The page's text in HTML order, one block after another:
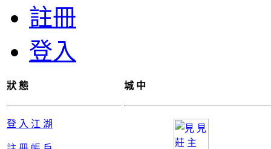
我紀念XD
[5/8 05:51]
[5/8 05:50]
Tommy
[5/8 05:50]
lois1234566
註冊
登入
狀 態
登 入 江 湖
城 中